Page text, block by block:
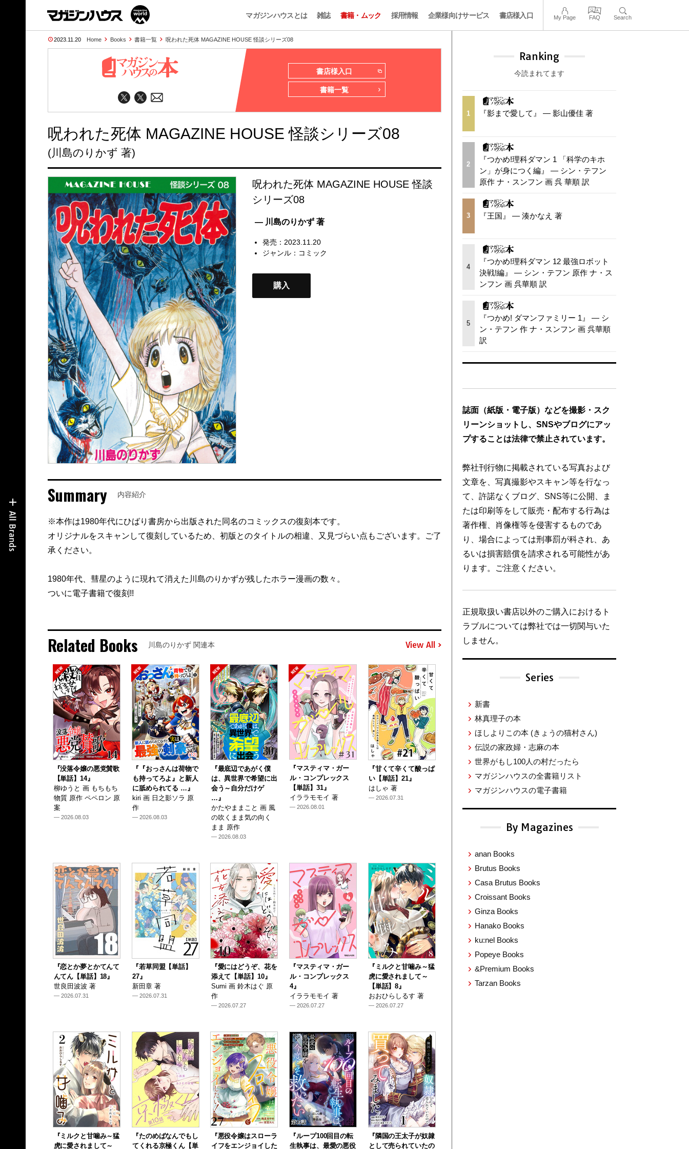
マガジンハウスとは 雑誌 書籍・ムック 採用情報 企業様向けサービス 書店様入口 My Page FAQ Search
2023.11.20 Home Books 書籍一覧 呪われた死体 MAGAZINE HOUSE 怪談シリーズ08
書店様入口
書籍一覧
呪われた死体 MAGAZINE HOUSE 怪談シリーズ08
(川島のりかず 著)
呪われた死体 MAGAZINE HOUSE 怪談
シリーズ08
— 川島のりかず 著
発売：2023.11.20
ジャンル： コミック
購入
Summary 内容紹介
※本作は1980年代にひばり書房から出版された同名のコミックスの復刻本です。
オリジナルをスキャンして復刻しているため、初版とのタイトルの相違、又見づらい点もございます。ご了
承ください。
1980年代、彗星のように現れて消えた川島のりかずが残したホラー漫画の数々。
ついに電子書籍で復刻!!
Related Books 川島のりかず 関連本 View All
『没落令嬢の悪党賛歌
【単話】14』
柳ゆうと 画 もちもち
物質 原作 ペペロン 原
案
— 2026.08.03
『『おっさんは荷物で
も持ってろよ』と新人
に舐められてる …』
kiri 画 日之影ソラ 原
作
— 2026.08.03
『最底辺であがく僕
は、異世界で希望に出
会う～自分だけゲ
…』
かたやままこと 画 風
の吹くまま気の向く
まま 原作
— 2026.08.03
『マスティマ・ガー
ル・コンプレックス
【単話】31』
イララモモイ 著
— 2026.08.01
『甘くて辛くて酸っぱ
い【単話】21』
はしゃ 著
— 2026.07.31
『恋とか夢とかてんて
んてん【単話】18』
世良田波波 著
— 2026.07.31
『若草同盟【単話】
27』
新田章 著
— 2026.07.31
『愛にはどうぞ、花を
添えて【単話】10』
Sumi 画 鈴木はぐ 原
作
— 2026.07.27
『マスティマ・ガー
ル・コンプレックス
4』
イララモモイ 著
— 2026.07.27
『ミルクと甘噛み～猛
虎に愛されまして～
【単話】8』
おおひらしるす 著
— 2026.07.27
『ミルクと甘噛み～猛
虎に愛されまして～
『たのめばなんでもし
てくれる京極くん【単
『悪役令嬢はスローラ
イフをエンジョイした
『ループ100回目の転
生執事は、最愛の悪役
『隣国の王太子が奴隷
として売られていたの
Ranking
今読まれてます
1 『影まで愛して』 — 影山優佳 著
2
『つかめ!理科ダマン 1 「科学のキホ
ン」が身につく編』 — シン・テフン
原作 ナ・スンフン 画 呉 華順 訳
3 『王国』 — 湊かなえ 著
4
『つかめ!理科ダマン 12 最強ロボット
決戦!編』 — シン・テフン 原作 ナ・ス
ンフン 画 呉華順 訳
5
『つかめ! ダマンファミリー 1』 — シ
ン・テフン 作 ナ・スンフン 画 呉華順
訳
誌面（紙版・電子版）などを撮影・スク
リーンショットし、SNSやブログにアッ
プすることは法律で禁止されています。
弊社刊行物に掲載されている写真および
文章を、写真撮影やスキャン等を行なっ
て、許諾なくブログ、SNS等に公開、ま
たは印刷等をして販売・配布する行為は
著作権、肖像権等を侵害するものであ
り、場合によっては刑事罰が科され、あ
るいは損害賠償を請求される可能性があ
ります。ご注意ください。
正規取扱い書店以外のご購入におけるト
ラブルについては弊社では一切関与いた
しません。
Series
新書
林真理子の本
ほしよりこの本 (きょうの猫村さん)
伝説の家政婦・志麻の本
世界がもし100人の村だったら
マガジンハウスの全書籍リスト
マガジンハウスの電子書籍
By Magazines
anan Books
Brutus Books
Casa Brutus Books
Croissant Books
Ginza Books
Hanako Books
ku:nel Books
Popeye Books
&Premium Books
Tarzan Books